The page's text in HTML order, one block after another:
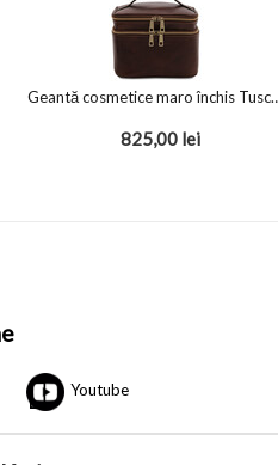
Geantă cosmetice
825,00 lei
Youtube